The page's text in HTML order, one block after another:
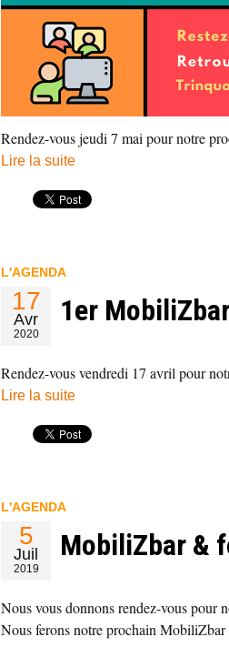
Rendez-vous jeudi 7 mai pour notre
Lire la suite
L'AGENDA
17
Avr
2020
1er
Rendez-vous vendredi 17 avril pour
Lire la suite
L'AGENDA
5
Juil
2019
MobiliZbar &
Nous vous donnons rendez-vous
Nous ferons notre prochain